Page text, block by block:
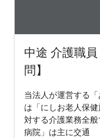
中途 介護職
問】
当法人が運営する
は「にしお老人保
対する介護業務全
病院」は主に交通